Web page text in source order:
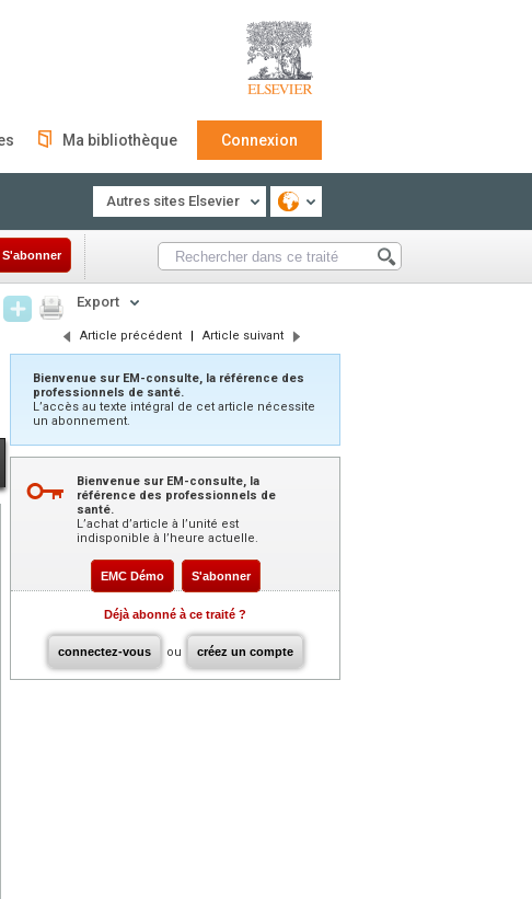
Ma bibliothèque Connexion
Autres sites Elsevier
S'abonner
Export
Article précédent | Article suivant
Bienvenue sur EM-consulte, la référence des
professionnels de santé.
L’accès au texte intégral de cet article nécessite
un abonnement.
Bienvenue sur EM-consulte, la
référence des professionnels de
santé.
L’achat d’article à l’unité est
indisponible à l’heure actuelle.
EMC Démo S'abonner
Déjà abonné à ce traité ?
connectez-vous ou créez un compte